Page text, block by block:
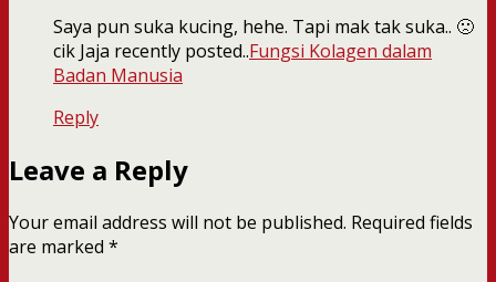
Saya pun suka kucing, hehe. Tapi mak tak suka.. 🙁
cik Jaja recently posted..Fungsi Kolagen dalam
Badan Manusia
Reply
Leave a Reply
Your email address will not be published. Required fields
are marked *